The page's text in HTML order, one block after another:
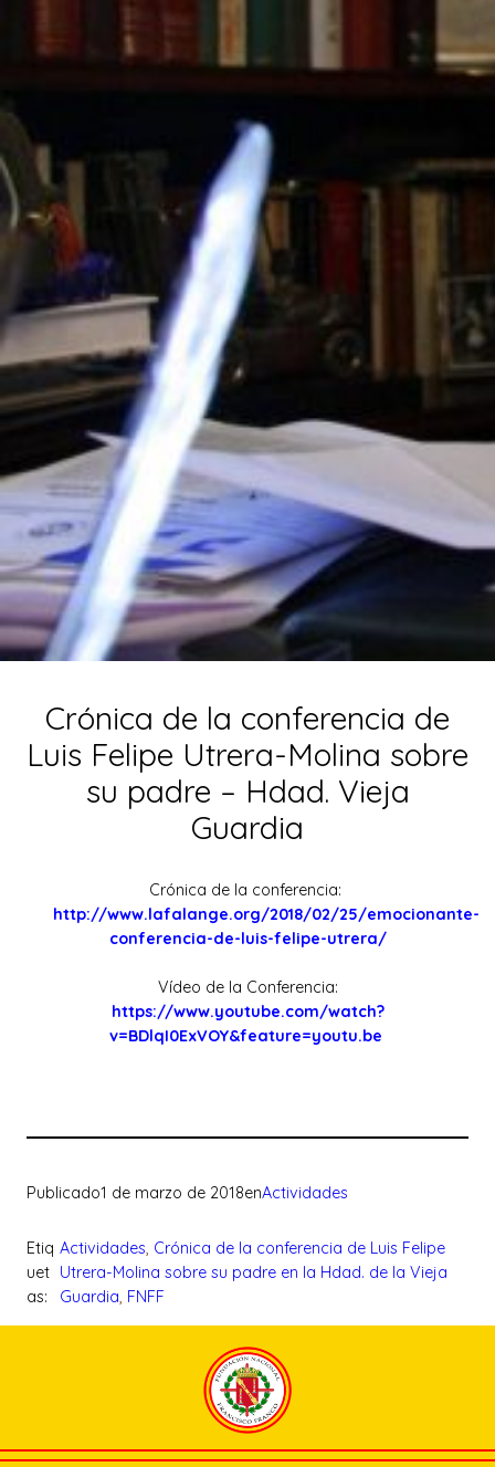
Crónica de la conferencia de
Luis Felipe Utrera-Molina sobre
su padre – Hdad. Vieja
Guardia
Crónica de la conferencia:
http://www.lafalange.org/2018/02/25/emocionante-
conferencia-de-luis-felipe-utrera/
Vídeo de la Conferencia:
https://www.youtube.com/watch?
v=BDlqI0ExVOY&feature=youtu.be
Publicado1 de marzo de 2018enActividades
Etiq
uet
as:
Actividades, Crónica de la conferencia de Luis Felipe
Utrera-Molina sobre su padre en la Hdad. de la Vieja
Guardia, FNFF